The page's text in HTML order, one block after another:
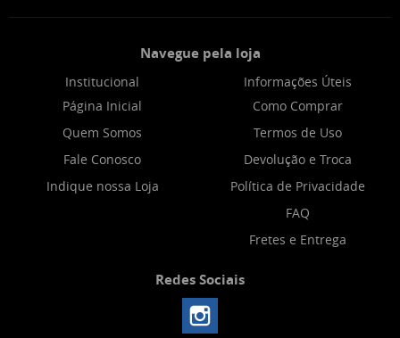
Navegue pela loja
Institucional
Página Inicial
Quem Somos
Fale Conosco
Indique nossa Loja
Informações Úteis
Como Comprar
Termos de Uso
Devolução e Troca
Política de Privacidade
FAQ
Fretes e Entrega
Redes Sociais